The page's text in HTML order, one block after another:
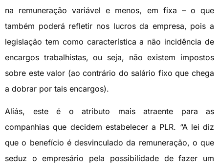
na remuneração variável e menos, em fixa – o que
também poderá refletir nos lucros da empresa, pois a
legislação tem como característica a não incidência de
encargos trabalhistas, ou seja, não existem impostos
sobre este valor (ao contrário do salário fixo que chega
a dobrar por tais encargos).
Aliás, este é o atributo mais atraente para as
companhias que decidem estabelecer a PLR. “A lei diz
que o benefício é desvinculado da remuneração, o que
seduz o empresário pela possibilidade de fazer um